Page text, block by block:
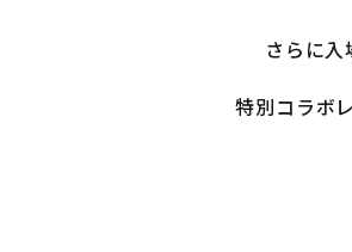
さらに
特別コラボ